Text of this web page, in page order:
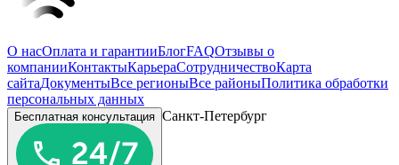
О насОплата и гарантииБлогFAQОтзывы о
компанииКонтактыКарьераСотрудничествоКарта
сайтаДокументыВсе регионыВсе районыПолитика обработки
персональных данных
Бесплатная консультация Санкт-Петербург